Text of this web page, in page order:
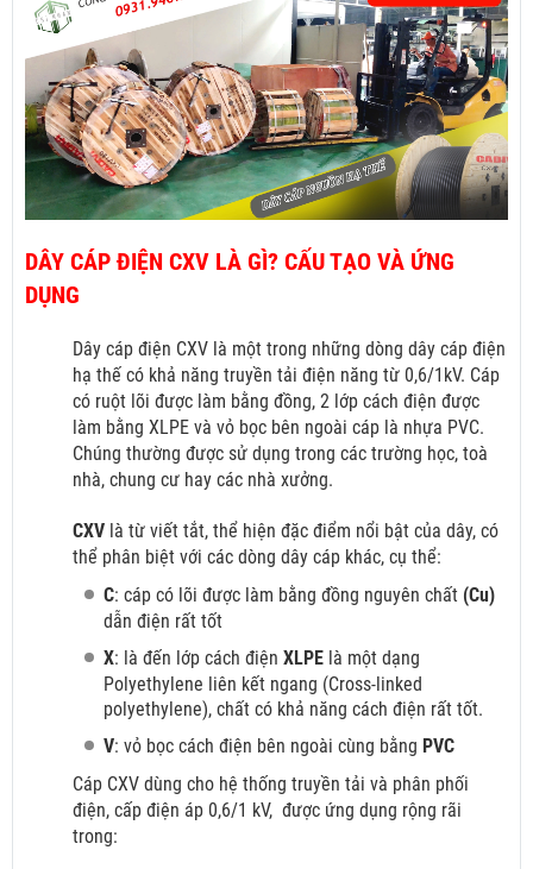
DÂY CÁP ĐIỆN CXV LÀ GÌ? CẤU TẠO VÀ ỨNG
DỤNG
Dây cáp điện CXV là một trong những dòng dây cáp điện
hạ thế có khả năng truyền tải điện năng từ 0,6/1kV. Cáp
có ruột lõi được làm bằng đồng, 2 lớp cách điện được
làm bằng XLPE và vỏ bọc bên ngoài cáp là nhựa PVC.
Chúng thường được sử dụng trong các trường học, toà
nhà, chung cư hay các nhà xưởng.
CXV là từ viết tắt, thể hiện đặc điểm nổi bật của dây, có
thể phân biệt với các dòng dây cáp khác, cụ thể:
C: cáp có lõi được làm bằng đồng nguyên chất (Cu)
dẫn điện rất tốt
X: là đến lớp cách điện XLPE là một dạng
Polyethylene liên kết ngang (Cross-linked
polyethylene), chất có khả năng cách điện rất tốt.
V: vỏ bọc cách điện bên ngoài cùng bằng PVC
Cáp CXV dùng cho hệ thống truyền tải và phân phối
điện, cấp điện áp 0,6/1 kV, được ứng dụng rộng rãi
trong: